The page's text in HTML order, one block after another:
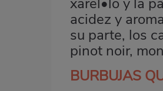
acidez y
su parte, los
pinot noir,
BURBUJAS